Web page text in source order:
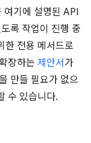
기에 설명된 API
록 작업이 진행 중
한 전용 메서드로
장하는 제안서 가
만들 필요가 없으
수 있습니다.